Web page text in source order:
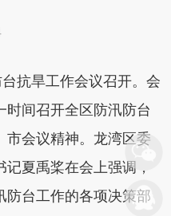
抗旱工作会议召开。会
时间召开全区防汛防台
市会议精神。龙湾区委
夏禹桨在会上强调，
防台工作的各项决策部